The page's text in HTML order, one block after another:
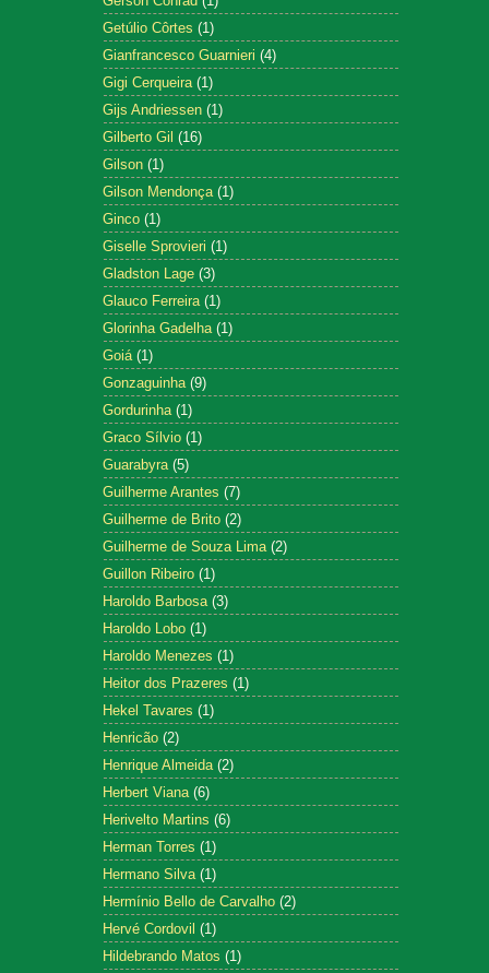
Getúlio Côrtes (1)
Gianfrancesco Guarnieri (4)
Gigi Cerqueira (1)
Gijs Andriessen (1)
Gilberto Gil (16)
Gilson (1)
Gilson Mendonça (1)
Ginco (1)
Giselle Sprovieri (1)
Gladston Lage (3)
Glauco Ferreira (1)
Glorinha Gadelha (1)
Goiá (1)
Gonzaguinha (9)
Gordurinha (1)
Graco Sílvio (1)
Guarabyra (5)
Guilherme Arantes (7)
Guilherme de Brito (2)
Guilherme de Souza Lima (2)
Guillon Ribeiro (1)
Haroldo Barbosa (3)
Haroldo Lobo (1)
Haroldo Menezes (1)
Heitor dos Prazeres (1)
Hekel Tavares (1)
Henricão (2)
Henrique Almeida (2)
Herbert Viana (6)
Herivelto Martins (6)
Herman Torres (1)
Hermano Silva (1)
Hermínio Bello de Carvalho (2)
Hervé Cordovil (1)
Hildebrando Matos (1)